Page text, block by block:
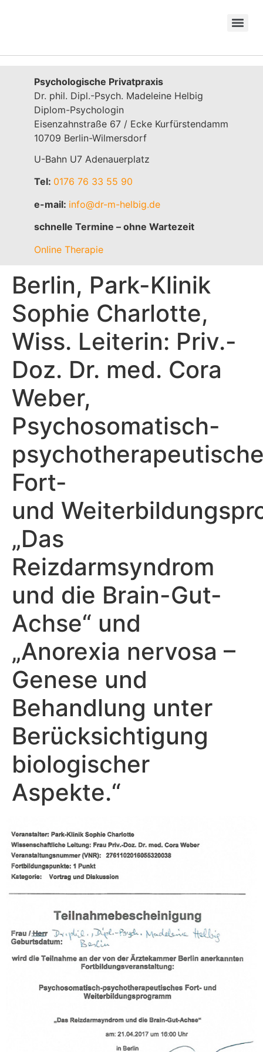
Psychologische Privatpraxis
Dr. phil. Dipl.-Psych. Madeleine Helbig
Diplom-Psychologin
Eisenzahnstraße 67 / Ecke Kurfürstendamm
10709 Berlin-Wilmersdorf
U-Bahn U7 Adenauerplatz
Tel: 0176 76 33 55 90
e-mail: info@dr-m-helbig.de
schnelle Termine – ohne Wartezeit
Online Therapie
Berlin, Park-Klinik
Sophie Charlotte,
Wiss. Leiterin: Priv.-
Doz. Dr. med. Cora
Weber,
Psychosomatisch-
Fort-
und
„Das
Reizdarmsyndrom
und die Brain-Gut-
Achse“ und
„Anorexia nervosa –
Genese und
Behandlung unter
Berücksichtigung
biologischer
Aspekte.“